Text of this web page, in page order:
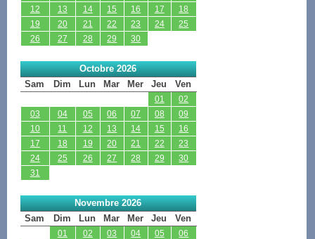
12
13 14 15 16 17
18
19
20 21 22 23 24
25
26
27 28 29 30
Octobre 2026
Sam
Dim Lun Mar Mer Jeu Ven
01
02
03
04 05 06 07 08
09
10
11 12 13 14 15
16
17
18 19 20 21 22
23
24
25 26 27 28 29
30
31
Novembre 2026
Sam
Dim Lun Mar Mer Jeu Ven
01 02 03 04 05
06